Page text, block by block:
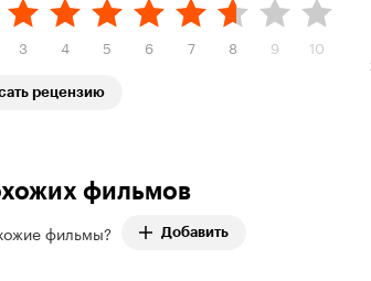
3 4 5 6 7 8 9 10
рецензию
фильмов
фильмы? Добавить